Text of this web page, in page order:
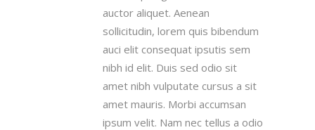
auctor aliquet. Aenean
sollicitudin, lorem quis bibendum
auci elit consequat ipsutis sem
nibh id elit. Duis sed odio sit
amet nibh vulputate cursus a sit
amet mauris. Morbi accumsan
ipsum velit. Nam nec tellus a odio